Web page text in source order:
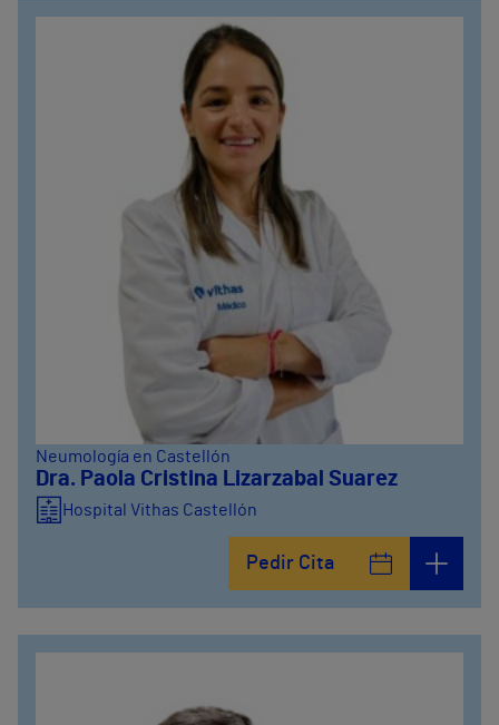
Neumología en Castellón
Dra. Paola Cristina Lizarzabal Suarez
Hospital Vithas Castellón
Pedir Cita